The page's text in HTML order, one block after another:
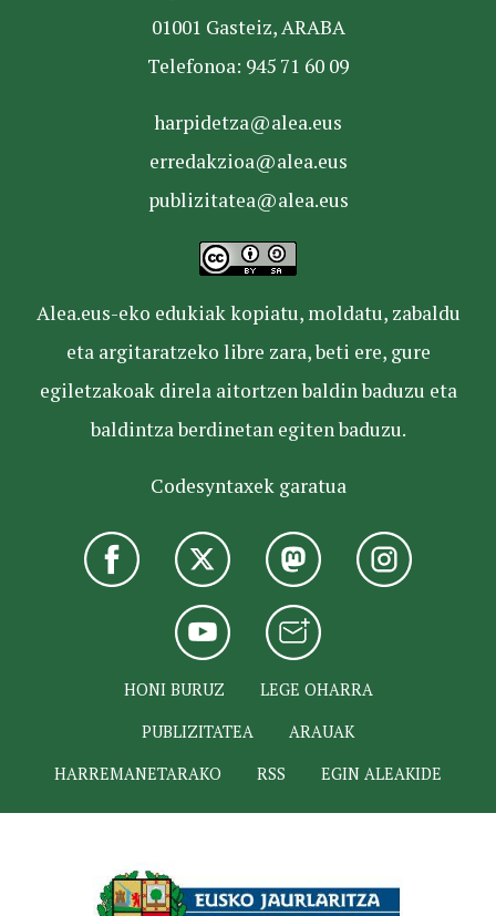
01001 Gasteiz, ARABA
Telefonoa: 945 71 60 09
harpidetza@alea.eus
erredakzioa@alea.eus
publizitatea@alea.eus
Alea.eus-eko edukiak kopiatu, moldatu, zabaldu
eta argitaratzeko libre zara, beti ere, gure
egiletzakoak direla aitortzen baldin baduzu eta
baldintza berdinetan egiten baduzu.
Codesyntaxek garatua
HONI BURUZ
LEGE OHARRA
PUBLIZITATEA
ARAUAK
HARREMANETARAKO
RSS EGIN ALEAKIDE